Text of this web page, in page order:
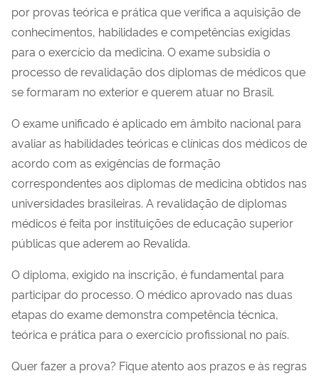
por provas teórica e prática que verifica a aquisição de
conhecimentos, habilidades e competências exigidas
para o exercício da medicina. O exame subsidia o
processo de revalidação dos diplomas de médicos que
se formaram no exterior e querem atuar no Brasil.
O exame unificado é aplicado em âmbito nacional para
avaliar as habilidades teóricas e clínicas dos médicos de
acordo com as exigências de formação
correspondentes aos diplomas de medicina obtidos nas
universidades brasileiras. A revalidação de diplomas
médicos é feita por instituições de educação superior
públicas que aderem ao Revalida.
O diploma, exigido na inscrição, é fundamental para
participar do processo. O médico aprovado nas duas
etapas do exame demonstra competência técnica,
teórica e prática para o exercício profissional no país.
Quer fazer a prova? Fique atento aos prazos e às regras